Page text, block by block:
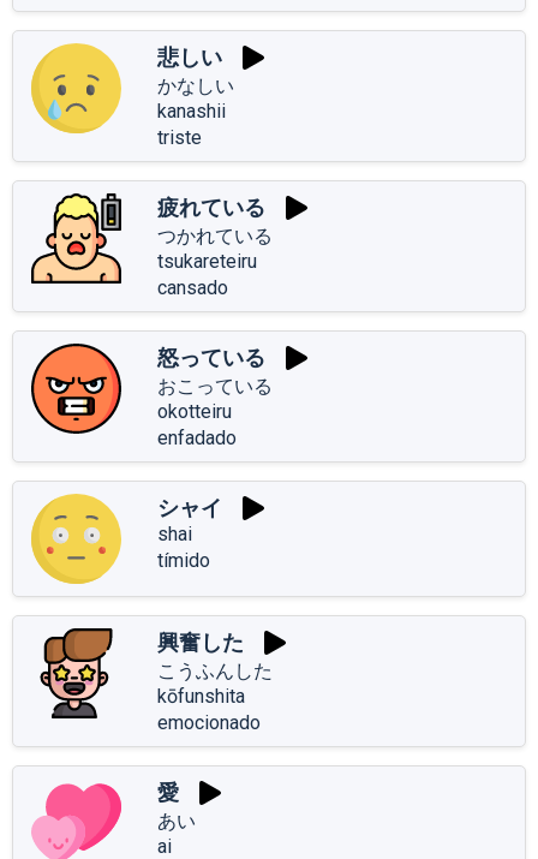
悲しい
かなしい
kanashii
triste
疲れている
つかれている
tsukareteiru
cansado
怒っている
おこっている
okotteiru
enfadado
シャイ
shai
tímido
興奮した
こうふんした
kōfunshita
emocionado
愛
あい
ai